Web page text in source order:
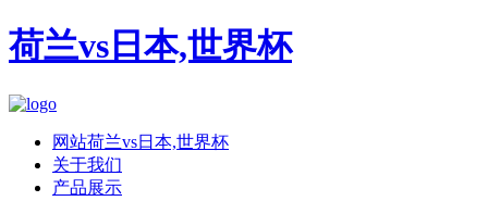
荷兰vs日本,世界杯
网站荷兰vs日本,世界杯
关于我们
产品展示